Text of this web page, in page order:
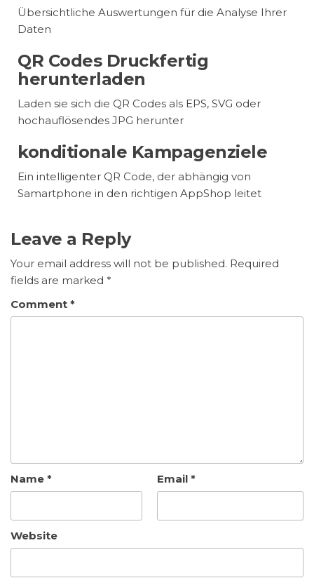
Übersichtliche Auswertungen für die Analyse Ihrer
Daten
QR Codes Druckfertig
herunterladen
Laden sie sich die QR Codes als EPS, SVG oder
hochauflösendes JPG herunter
konditionale Kampagenziele
Ein intelligenter QR Code, der abhängig von
Samartphone in den richtigen AppShop leitet
Leave a Reply
Your email address will not be published. Required
fields are marked *
Comment *
Name * Email *
Website